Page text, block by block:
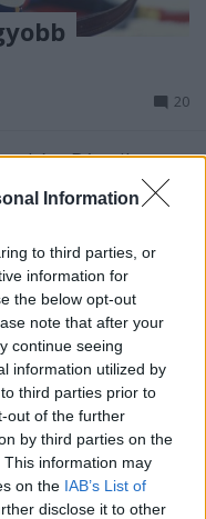
Information
to third parties, or
information for
the below opt-out
note that after your
continue seeing
information utilized by
third parties prior to
out of the further
by third parties on the
This information may
on the IAB’s List of
disclose it to other
20
Bármilyen
merülni, és új
és próbálok ...
nem?
hogy az ész nélküli
értelmetlen,
de ...
jégkorong